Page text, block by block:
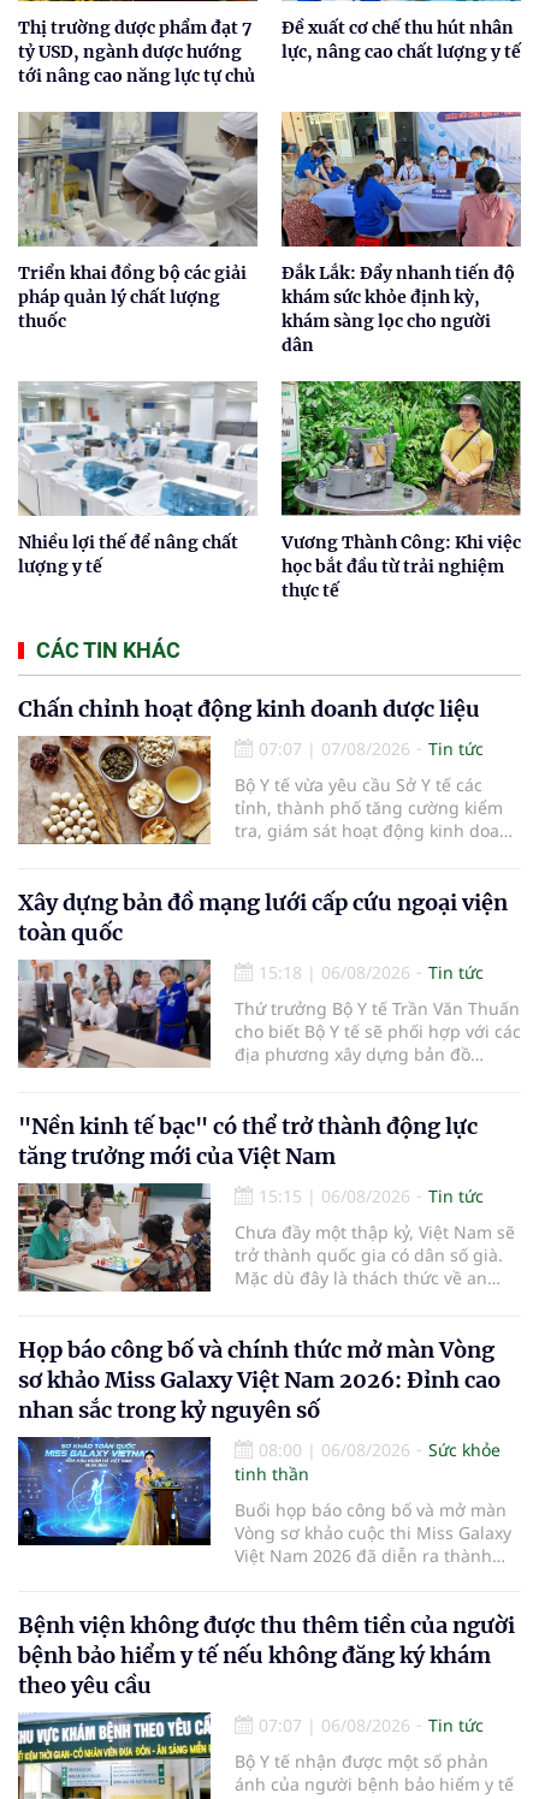
Thị trường dược phẩm đạt 7
tỷ USD, ngành dược hướng
tới nâng cao năng lực tự chủ
Đề xuất cơ chế thu hút nhân
lực, nâng cao chất lượng y tế
Triển khai đồng bộ các giải
pháp quản lý chất lượng
thuốc
Đắk Lắk: Đẩy nhanh tiến độ
khám sức khỏe định kỳ,
khám sàng lọc cho người
dân
Nhiều lợi thế để nâng chất
lượng y tế
Vương Thành Công: Khi việc
học bắt đầu từ trải nghiệm
thực tế
CÁC TIN KHÁC
Chấn chỉnh hoạt động kinh doanh dược liệu
07:07 | 07/08/2026
Tin tức
Bộ Y tế vừa yêu cầu Sở Y tế các
tỉnh, thành phố tăng cường kiểm
tra, giám sát hoạt động kinh doanh
Xây dựng bản đồ mạng lưới cấp cứu ngoại viện
toàn quốc
15:18 | 06/08/2026
Tin tức
Thứ trưởng Bộ Y tế Trần Văn Thuấn
cho biết Bộ Y tế sẽ phối hợp với các
địa phương xây dựng bản đồ
thiện cơ chế tài chính và đa dạng
hóa phương tiện nhằm nâng cao
năng lực cấp cứu trước viện trên
phạm vi cả nước.
"Nền kinh tế bạc" có thể trở thành động lực
tăng trưởng mới của Việt Nam
15:15 | 06/08/2026
Tin tức
Chưa đầy một thập kỷ, Việt Nam sẽ
trở thành quốc gia có dân số già.
Mặc dù đây là thách thức về an
có giá trị hàng tỷ USD.
Họp báo công bố và chính thức mở màn Vòng
sơ khảo Miss Galaxy Việt Nam 2026: Đỉnh cao
nhan sắc trong kỷ nguyên số
08:00 | 06/08/2026
Sức khỏe
tinh thần
Buổi họp báo công bố và mở màn
Vòng sơ khảo cuộc thi Miss Galaxy
Việt Nam 2026 đã diễn ra thành
sắc quy mô, khác biệt và tiên
phong – nơi tôn vinh vẻ đẹp thời
đại mới kết hợp giữa Tri thức, Bản
Bệnh viện không được thu thêm tiền của người
bệnh bảo hiểm y tế nếu không đăng ký khám
theo yêu cầu
07:07 | 06/08/2026
Tin tức
Bộ Y tế nhận được một số phản
ánh của người bệnh bảo hiểm y tế